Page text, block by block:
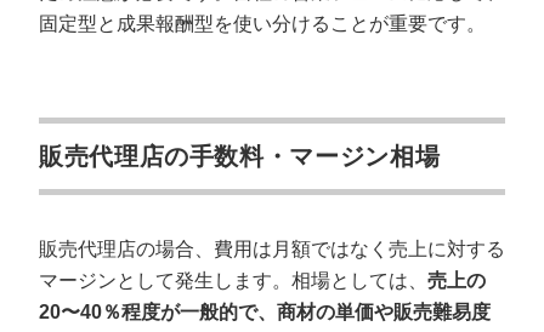
固定型と成果報酬型を使い分けることが重要です。
販売代理店の手数料・マージン相場
販売代理店の場合、費用は月額ではなく売上に対する
マージンとして発生します。相場としては、 売上の
20〜40％程度が一般的で、商材の単価や販売難易度